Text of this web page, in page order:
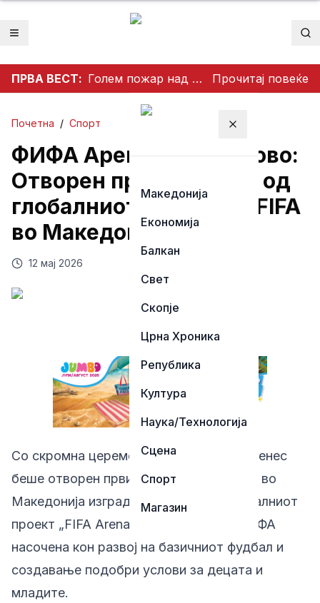
Отвори мени
ПРВА ВЕСТ: Голем пожар над Чифлик ставен под контрола, спречено ширење кон боровата шума на Водно Прочитај повеќе
Затвори мени
Македонија
Економија
Балкан
Свет
Скопје
Црна Хроника
Република
Култура
Наука/Технологија
Сцена
Спорт
Магазин
Почетна / Спорт
ФИФА Арена во Босилово:
Отворен првиот терен од
глобалниот проект на FIFA
во Македонија
12 мај 2026
Со скромна церемонија во Босилово, денес
беше отворен првиот фудбалски терен во
Македонија изграден во рамки на глобалниот
проект „FIFA Arena“, иницијатива на ФИФА
насочена кон развој на базичниот фудбал и
создавање подобри услови за децата и
младите.